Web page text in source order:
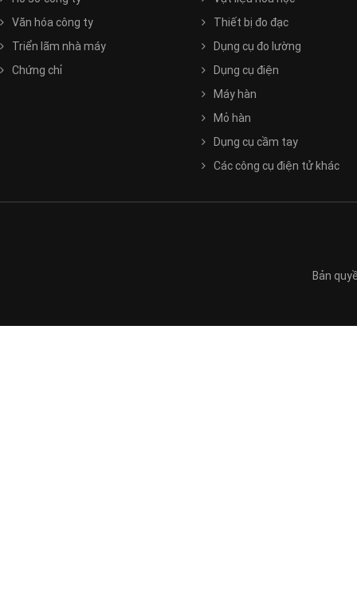
Văn hóa công ty
Triển lãm nhà máy
Chứng chỉ
Thiết bị đo đạc
Dụng cụ đo lường
Dụng cụ điện
Máy hàn
Mỏ hàn
Dụng cụ cầm tay
Các công cụ điện tử khác
Bản